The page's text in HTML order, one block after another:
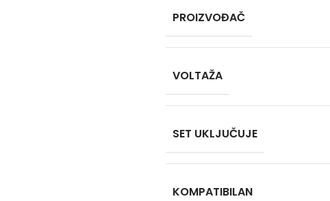
PROIZVOĐAČ
VOLTAŽA
SET UKLJUČUJE
KOMPATIBILAN